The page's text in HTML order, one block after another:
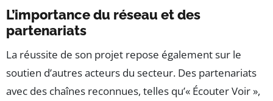
L’importance du réseau et des
partenariats
La réussite de son projet repose également sur le
soutien d’autres acteurs du secteur. Des partenariats
avec des chaînes reconnues, telles qu’« Écouter Voir »,